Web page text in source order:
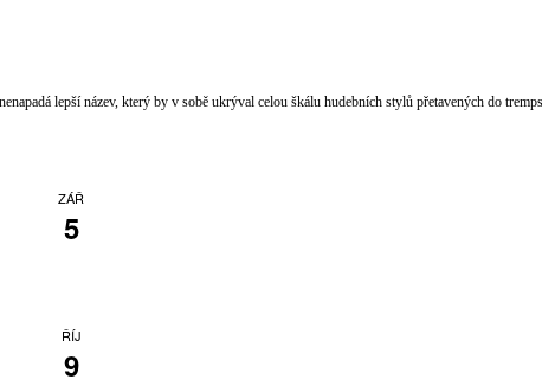
lepší název, který by v sobě ukrýval celou škálu hudebních stylů přetavených do
ZÁŘ
5
ŘÍJ
9